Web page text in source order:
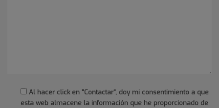
Al hacer click en "Contactar", doy mi consentimiento a que
esta web almacene la información que he proporcionado de